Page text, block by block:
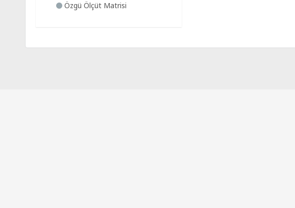
Özgü Ölçüt Matrisi